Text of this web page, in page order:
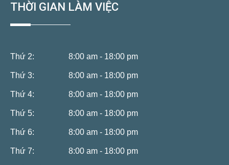
THỜI GIAN LÀM VIỆC
Thứ 2: 8:00 am - 18:00 pm
Thứ 3: 8:00 am - 18:00 pm
Thứ 4: 8:00 am - 18:00 pm
Thứ 5: 8:00 am - 18:00 pm
Thứ 6: 8:00 am - 18:00 pm
Thứ 7: 8:00 am - 18:00 pm